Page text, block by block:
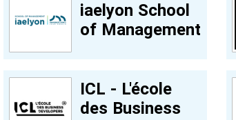
iaelyon School
of Management
ICL - L'école
des Business